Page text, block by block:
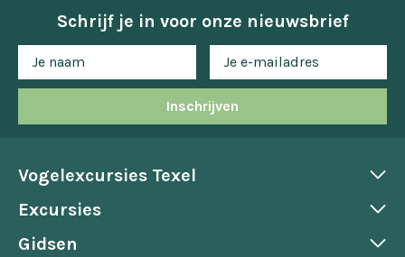
Schrijf je in voor onze nieuwsbrief
Inschrijven
Vogelexcursies Texel
Excursies
Gidsen